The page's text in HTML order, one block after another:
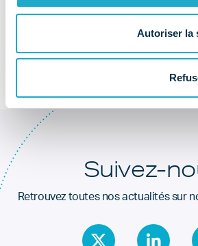
Autoriser la
Au coeur de la
santé dentaire
Suivez-
Retrouvez toutes nos actualités sur